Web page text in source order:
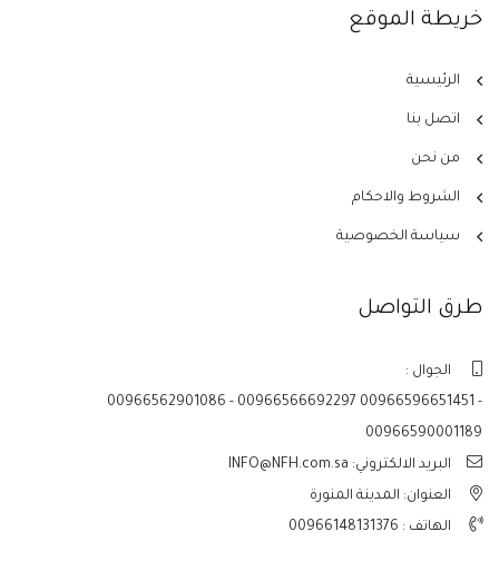
خريطة الموقع
الرئيسية
اتصل بنا
من نحن
الشروط والاحكام
سياسة الخصوصية
طرق التواصل
الجوال :
00966562901086 - 00966566692297 00966596651451 -
00966590001189
البريد الالكتروني: INFO@NFH.com.sa
العنوان: المدينة المنورة
الهاتف : 00966148131376